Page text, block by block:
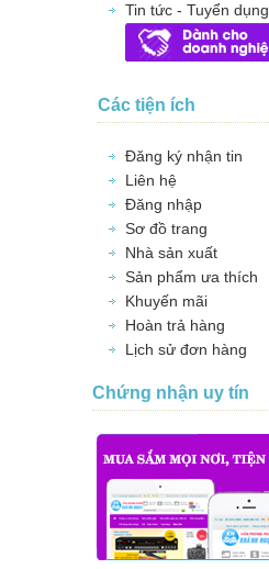
Tin tức - Tuyển dụng
Các tiện ích
Đăng ký nhận tin
Liên hệ
Đăng nhập
Sơ đồ trang
Nhà sản xuất
Sản phẩm ưa thích
Khuyến mãi
Hoàn trả hàng
Lịch sử đơn hàng
Chứng nhận uy tín